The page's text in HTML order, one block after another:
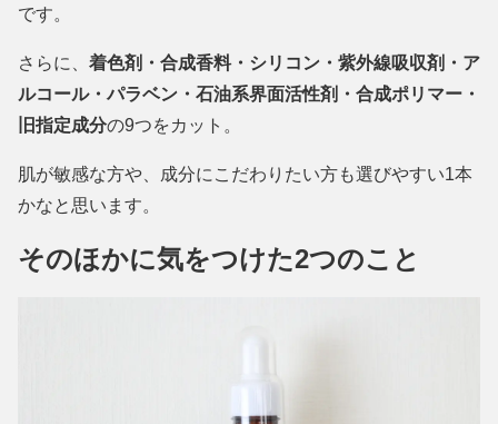
です。
さらに、 着色剤・合成香料・シリコン・紫外線吸収剤・ア
ルコール・パラベン・石油系界面活性剤・合成ポリマー・
旧指定成分の9つをカット。
肌が敏感な方や、成分にこだわりたい方も選びやすい1本
かなと思います。
そのほかに気をつけた2つのこと